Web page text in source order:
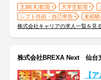
主婦(夫)歓迎 大学生歓迎
シフト自由・自己申告
未経験
株式会社キャリアの求人一覧を見
株式会社BREXA Next 仙台
【